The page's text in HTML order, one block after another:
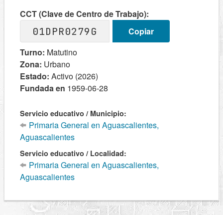
CCT (Clave de Centro de Trabajo):
01DPR0279G
Copiar
Turno: Matutino
Zona: Urbano
Estado: Activo (2026)
Fundada en 1959-06-28
Servicio educativo / Municipio:
Primaria General en Aguascalientes,
Aguascalientes
Servicio educativo / Localidad:
Primaria General en Aguascalientes,
Aguascalientes